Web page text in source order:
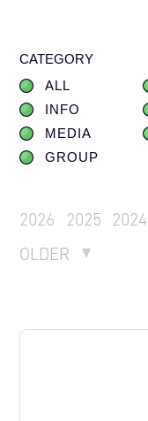
CATEGORY
ALL
INFO
MEDIA
GROUP
2026 2025 2024
OLDER